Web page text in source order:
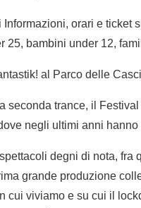
Informazioni, orari e ticket
25, bambini under 12,
al Parco delle
seconda trance, il
negli ultimi anni
degni di nota, fra
grande produzione
cui viviamo e su cui il